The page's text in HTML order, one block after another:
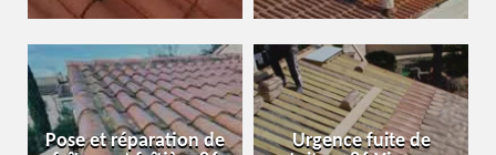
Pose et réparation de
Urgence fuite de